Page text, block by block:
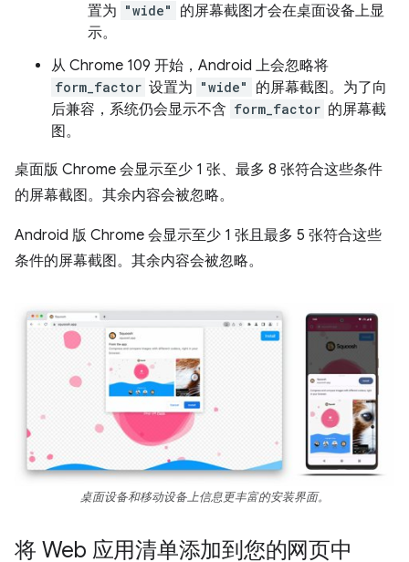
置为 "wide"
的屏幕截图才会在桌面设备上显
示。
从 Chrome 109 开始，Android 上会忽略将
form_factor 设置为 "wide"
的屏幕截图。为了向
后兼容，系统仍会显示不含 form_factor 的屏幕截
图。
桌面版 Chrome 会显示至少 1 张、最多 8 张符合这些条件
的屏幕截图。其余内容会被忽略。
Android 版 Chrome 会显示至少 1 张且最多 5 张符合这些
条件的屏幕截图。其余内容会被忽略。
桌面设备和移动设备上信息更丰富的安装界面。
将 Web 应用清单添加到您的网页中